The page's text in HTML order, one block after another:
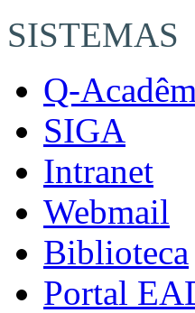
SISTEMAS
Q-
SIGA
Intranet
Webmail
Biblioteca
Portal